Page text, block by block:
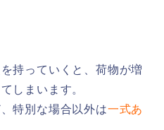
持っていくと、荷物が増
しまいます。
特別な場合以外は一式あ